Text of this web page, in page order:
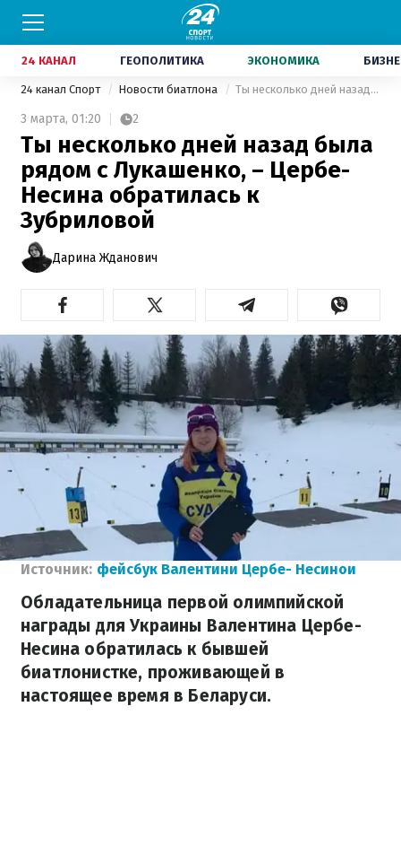
24 КАНАЛ ГЕОПОЛИТИКА ЭКОНОМИКА
24 канал Спорт Новости биатлона Ты несколько дней назад была рядом с Лукашенко, – Цербе-Несина обратилась к Зубриловой
3 марта, 01:20 2
Ты несколько дней назад была
рядом с Лукашенко, – Цербе-
Несина обратилась к
Зубриловой
Дарина Жданович
Источник: фейсбук Валентини Цербе- Несинои
Обладательница первой олимпийской
награды для Украины Валентина Цербе-
Несина обратилась к бывшей
биатлонистке, проживающей в
настоящее время в Беларуси.